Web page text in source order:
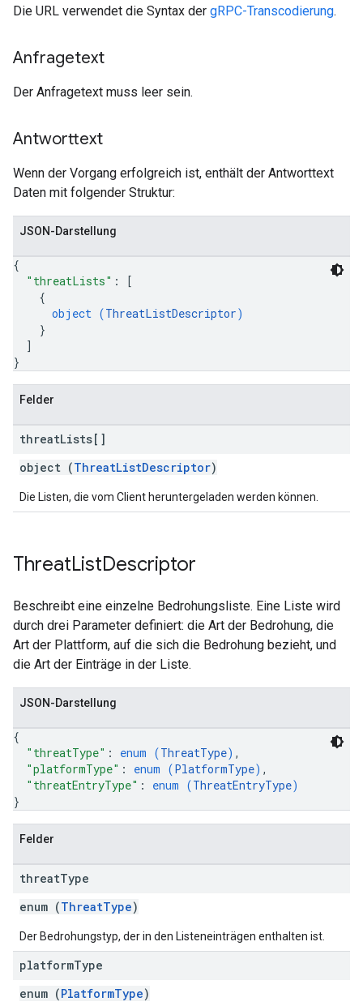
Die URL verwendet die Syntax der gRPC-Transcodierung.
Anfragetext
Der Anfragetext muss leer sein.
Antworttext
Wenn der Vorgang erfolgreich ist, enthält der Antworttext
Daten mit folgender Struktur:
JSON-Darstellung
{
"threatLists" :
[
{
object (ThreatListDescriptor)
}
]
}
Felder
threatLists[]
object (ThreatListDescriptor)
Die Listen, die vom Client heruntergeladen werden können.
ThreatListDescriptor
Beschreibt eine einzelne Bedrohungsliste. Eine Liste wird
durch drei Parameter definiert: die Art der Bedrohung, die
Art der Plattform, auf die sich die Bedrohung bezieht, und
die Art der Einträge in der Liste.
JSON-Darstellung
{
"threatType" : enum (ThreatType) ,
"platformType" : enum (PlatformType) ,
"threatEntryType" : enum (ThreatEntryType)
}
Felder
threatType
enum (ThreatType)
Der Bedrohungstyp, der in den Listeneinträgen enthalten ist.
platformType
enum (PlatformType)